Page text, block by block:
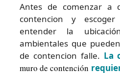
Antes de comenzar a
contencion y
entender la
ambientales que
de contencion falle. La
muro de contención